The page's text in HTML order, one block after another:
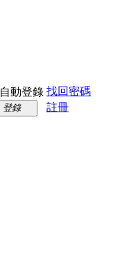
自動登錄 找回密碼
登錄
註冊